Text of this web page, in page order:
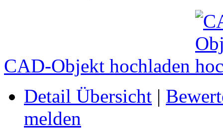
CAD-Objekt hochladen
Detail Übersicht |
melden